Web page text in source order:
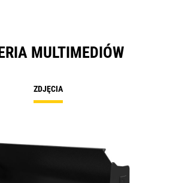
MULTIMEDIÓW
ZDJĘCIA